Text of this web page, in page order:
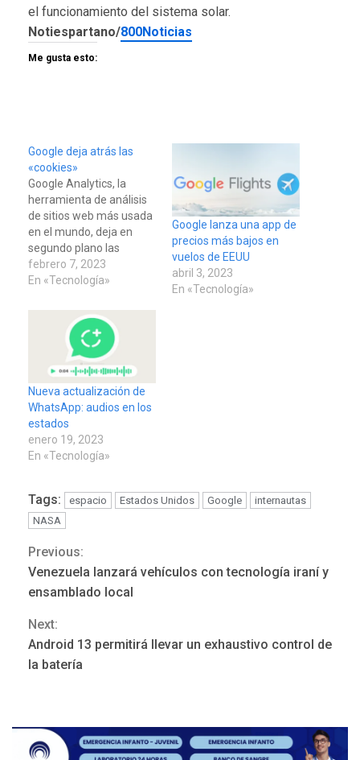
el funcionamiento del sistema solar.
Notiespartano/800Noticias
Me gusta esto:
Google deja atrás las
«cookies»
Google Analytics, la
herramienta de análisis
de sitios web más usada
en el mundo, deja en
segundo plano las
“cookies” con su versión
GA4, en la que una nueva
comportamiento de los
internautas y la apuesta
por mayor privacidad
apuntan a revolucionar
las estrategias de
publicidad…
febrero 7, 2023
En «Tecnología»
Google lanza una app de
precios más bajos en
vuelos de EEUU
abril 3, 2023
En «Tecnología»
Nueva actualización de
WhatsApp: audios en los
estados
enero 19, 2023
En «Tecnología»
Tags: espacio Estados Unidos Google
internautas
NASA
Continue
Reading
Previous:
Venezuela lanzará vehículos con tecnología iraní y
ensamblado local
Next:
Android 13 permitirá llevar un exhaustivo control de
la batería
3
POLÍTICA
TITULARES
diálogo en Venezuela
4
nueva mesa de diálogo